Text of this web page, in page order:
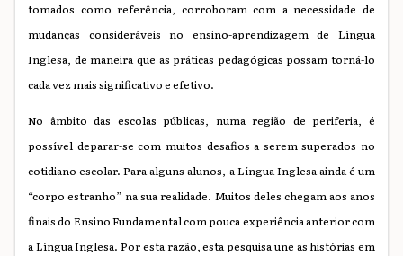
tomados como referência, corroboram com a necessidade de
mudanças consideráveis no ensino-aprendizagem de Língua
Inglesa, de maneira que as práticas pedagógicas possam torná-lo
cada vez mais significativo e efetivo.
No âmbito das escolas públicas, numa região de periferia, é
possível deparar-se com muitos desafios a serem superados no
cotidiano escolar. Para alguns alunos, a Língua Inglesa ainda é um
“corpo estranho” na sua realidade. Muitos deles chegam aos anos
finais do Ensino Fundamental com pouca experiência anterior com
a Língua Inglesa. Por esta razão, esta pesquisa une as histórias em